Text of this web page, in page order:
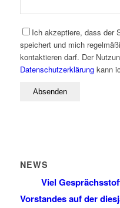
Ich akzeptiere, dass der
speichert und mich
kontaktieren darf. Der
Datenschutzerklärungkann
NEWS
Viel
Vorstandes auf der